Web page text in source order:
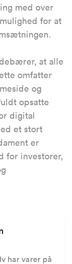
med over
for at
at alle
omfatter
og
opsatte
digital
et stort
er
for investorer,
har varer på